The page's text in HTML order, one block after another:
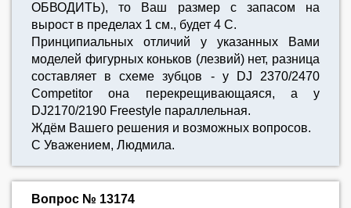
ОБВОДИТЬ), то Ваш размер с запасом на
вырост в пределах 1 см., будет 4 С.
Принципиальных отличий у указанных Вами
моделей фигурных коньков (лезвий) нет, разница
составляет в схеме зубцов - у DJ 2370/2470
Competitor она перекрещивающаяся, а у
DJ2170/2190 Freestyle параллельная.
Ждём Вашего решения и возможных вопросов.
С Уважением, Людмила.
Вопрос № 13174